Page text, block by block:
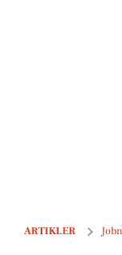
ARTIKLER
Supportrolle i